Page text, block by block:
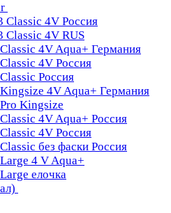
Classic 4V Россия
Classic 4V RUS
4V Aqua+ Германия
4V Россия
Россия
4V Aqua+ Германия
Kingsize
4V Aqua+ Россия
4V Россия
без фаски Россия
4 V Aqua+
елочка